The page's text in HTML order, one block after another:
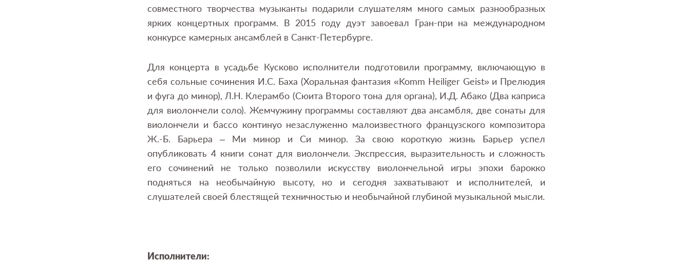
совместного творчества музыканты подарили слушателям много самых разнообразных
ярких концертных программ. В 2015 году дуэт завоевал Гран-при на международном
конкурсе камерных ансамблей в Санкт-Петербурге.
Для концерта в усадьбе Кусково исполнители подготовили программу, включающую в
себя сольные сочинения И.С. Баха (Хоральная фантазия «Komm Heiliger Geist» и Прелюдия
и фуга до минор), Л.Н. Клерамбо (Сюита Второго тона для органa), И.Д. Абако (Два каприса
для виолончели соло). Жемчужину программы составляют два ансамбля, две сонаты для
виолончели и бассо континуо незаслуженно малоизвестного французского композитора
Ж.-Б. Барьера – Ми минор и Си минор. За свою короткую жизнь Барьер успел
опубликовать 4 книги сонат для виолончели. Экспрессия, выразительность и сложность
его сочинений не только позволили искусству виолончельной игры эпохи барокко
подняться на необычайную высоту, но и сегодня захватывают и исполнителей, и
слушателей своей блестящей техничностью и необычайной глубиной музыкальной мысли.
Исполнители: